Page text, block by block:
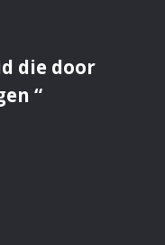
die door
“